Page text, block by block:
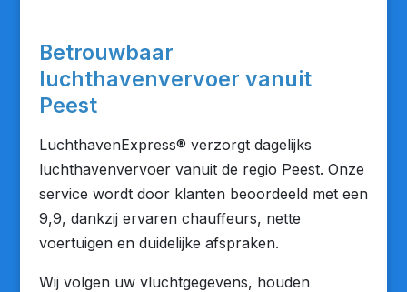
Betrouwbaar
luchthavenvervoer vanuit
Peest
LuchthavenExpress® verzorgt dagelijks
luchthavenvervoer vanuit de regio Peest. Onze
service wordt door klanten beoordeeld met een
9,9, dankzij ervaren chauffeurs, nette
voertuigen en duidelijke afspraken.
Wij volgen uw vluchtgegevens, houden